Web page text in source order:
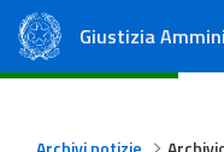
Giustizia